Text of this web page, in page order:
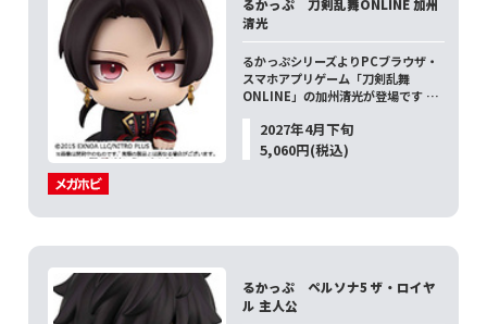
るかっぷ 刀剣乱舞ONLINE 加州
清光
るかっぷシリーズよりPCブラウザ・
スマホアプリゲーム「刀剣乱舞
ONLINE」の加州清光が登場です …
2027年4月下旬
5,060円(税込)
るかっぷ ペルソナ5 ザ・ロイヤ
ル 主人公